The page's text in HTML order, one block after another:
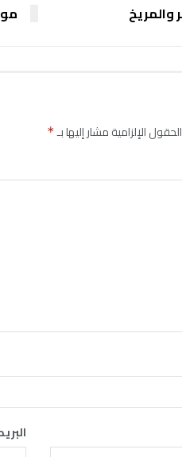
والمريخ
الحقول الإلزامية مشار إليها بـ*